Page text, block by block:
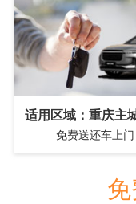
适用区域：重庆主
免费送还车上门